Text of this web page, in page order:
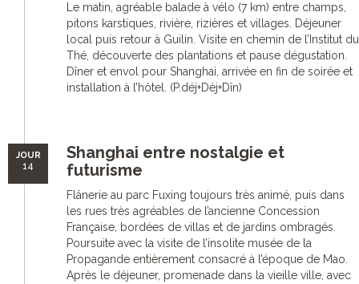
Le matin, agréable balade à vélo (7 km) entre champs,
pitons karstiques, rivière, rizières et villages. Déjeuner
local puis retour à Guilin. Visite en chemin de l’Institut du
Thé, découverte des plantations et pause dégustation.
Dîner et envol pour Shanghai, arrivée en fin de soirée et
installation à l’hôtel. (P.déj+Déj+Dîn)
JOUR
14
Shanghai entre nostalgie et
futurisme
Flânerie au parc Fuxing toujours très animé, puis dans
les rues très agréables de l’ancienne Concession
Française, bordées de villas et de jardins ombragés.
Poursuite avec la visite de l’insolite musée de la
Propagande entièrement consacré à l’époque de Mao.
Après le déjeuner, promenade dans la vieille ville, avec